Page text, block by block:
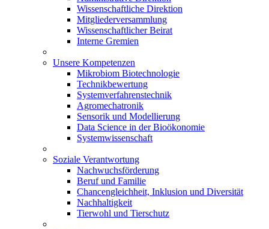
Wissenschaftliche Direktion
Mitgliederversammlung
Wissenschaftlicher Beirat
Interne Gremien
Unsere Kompetenzen
Mikrobiom Biotechnologie
Technikbewertung
Systemverfahrenstechnik
Agromechatronik
Sensorik und Modellierung
Data Science in der Bioökonomie
Systemwissenschaft
Soziale Verantwortung
Nachwuchsförderung
Beruf und Familie
Chancengleichheit, Inklusion und Diversität
Nachhaltigkeit
Tierwohl und Tierschutz